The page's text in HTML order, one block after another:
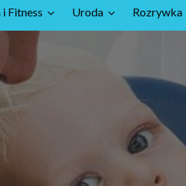
Fitness Uroda Rozrywka